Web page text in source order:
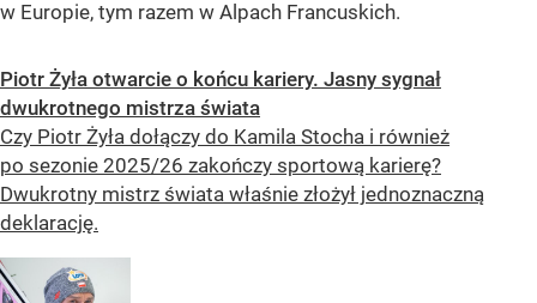
w Europie, tym razem w Alpach Francuskich.
Piotr Żyła otwarcie o końcu kariery. Jasny sygnał
dwukrotnego mistrza świata
Czy Piotr Żyła dołączy do Kamila Stocha i również
po sezonie 2025/26 zakończy sportową karierę?
Dwukrotny mistrz świata właśnie złożył jednoznaczną
deklarację.